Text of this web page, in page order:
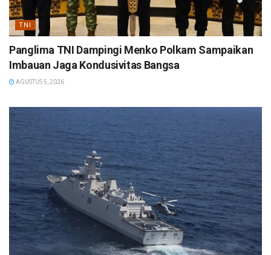
TNI
Panglima TNI Dampingi Menko Polkam Sampaikan
Imbauan Jaga Kondusivitas Bangsa
AGUSTUS 5, 2026